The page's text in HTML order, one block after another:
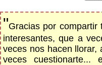
"Gracias por compartir
interesantes, que a
veces nos hacen llorar,
veces